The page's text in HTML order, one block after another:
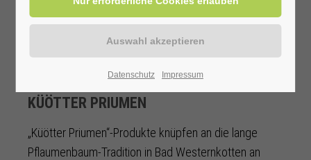
GENIESSEN SIE EIN STÜCK TRADITION AUS BAD W
ESTERNKOTTEN
KÜÖTTER PRIUMEN
„Küötter Priumen“-Produkte knüpfen an die lange
Pflaumenbaum-Tradition in Bad Westernkotten an
Datenschutz Impressum